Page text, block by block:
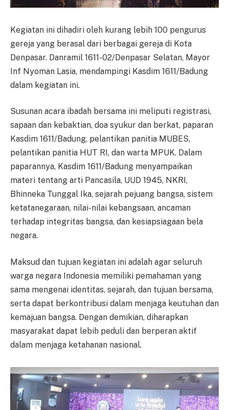
Kegiatan ini dihadiri oleh kurang lebih 100 pengurus
gereja yang berasal dari berbagai gereja di Kota
Denpasar. Danramil 1611-02/Denpasar Selatan, Mayor
Inf Nyoman Lasia, mendampingi Kasdim 1611/Badung
dalam kegiatan ini.
Susunan acara ibadah bersama ini meliputi registrasi,
sapaan dan kebaktian, doa syukur dan berkat, paparan
Kasdim 1611/Badung, pelantikan panitia MUBES,
pelantikan panitia HUT RI, dan warta MPUK. Dalam
paparannya, Kasdim 1611/Badung menyampaikan
materi tentang arti Pancasila, UUD 1945, NKRI,
Bhinneka Tunggal Ika, sejarah pejuang bangsa, sistem
ketatanegaraan, nilai-nilai kebangsaan, ancaman
terhadap integritas bangsa, dan kesiapsiagaan bela
negara.
Maksud dan tujuan kegiatan ini adalah agar seluruh
warga negara Indonesia memiliki pemahaman yang
sama mengenai identitas, sejarah, dan tujuan bersama,
serta dapat berkontribusi dalam menjaga keutuhan dan
kemajuan bangsa. Dengan demikian, diharapkan
masyarakat dapat lebih peduli dan berperan aktif
dalam menjaga ketahanan nasional.